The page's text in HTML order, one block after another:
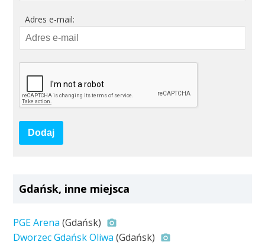
Adres e-mail:
Dodaj
Gdańsk, inne miejsca
PGE Arena (Gdańsk)
Dworzec Gdańsk Oliwa (Gdańsk)